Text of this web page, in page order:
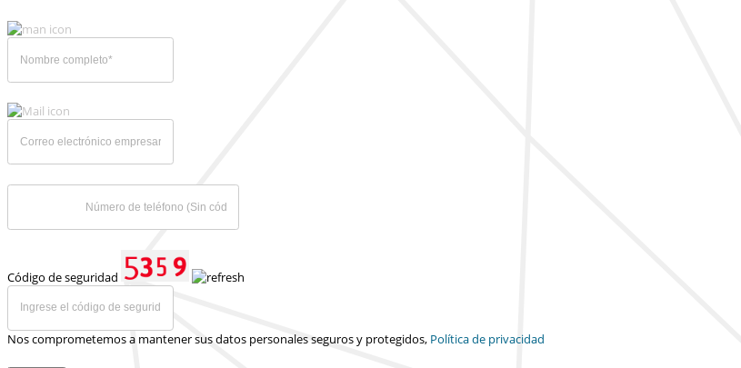
Código de seguridad
Nos comprometemos a mantener sus datos personales seguros y protegidos, Política de privacidad